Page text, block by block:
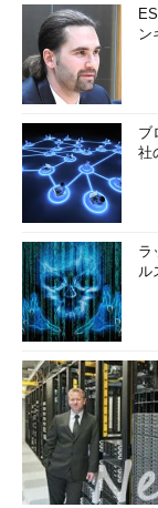
}
var encryption=
keySource
のまま
identity: {}
}
// リソース生成
resource
{
name:
location:location
identity:identity
properties: {
sku : sku
encryption:
}
ン
ブ
社
ラ
ル